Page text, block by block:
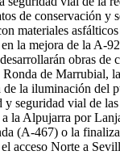
de conservación y
materiales
la mejora de la A-
obras de
Ronda de Marrubial,
de la iluminación del
y seguridad vial de
a la Alpujarra por
(A-467) o la
acceso Norte a